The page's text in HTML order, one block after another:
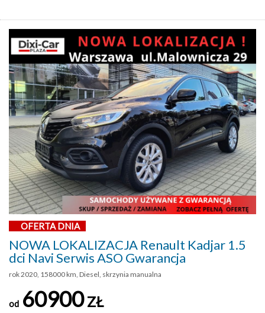
OFERTA DNIA
NOWA LOKALIZACJA Renault Kadjar 1.5
dci Navi Serwis ASO Gwarancja
rok 2020, 158000 km, Diesel, skrzynia manualna
od 60900ZŁ